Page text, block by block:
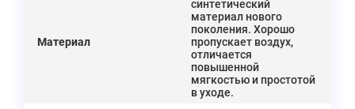
Материал
синтетический
материал нового
поколения. Хорошо
пропускает воздух,
отличается
повышенной
мягкостью и простотой
в уходе.